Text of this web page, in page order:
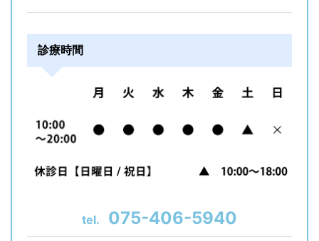
診療時間
tel. 075-406-5940